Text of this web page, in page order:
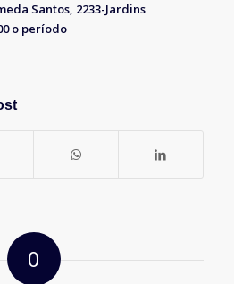
Santos, 2233-Jardins
o período
0